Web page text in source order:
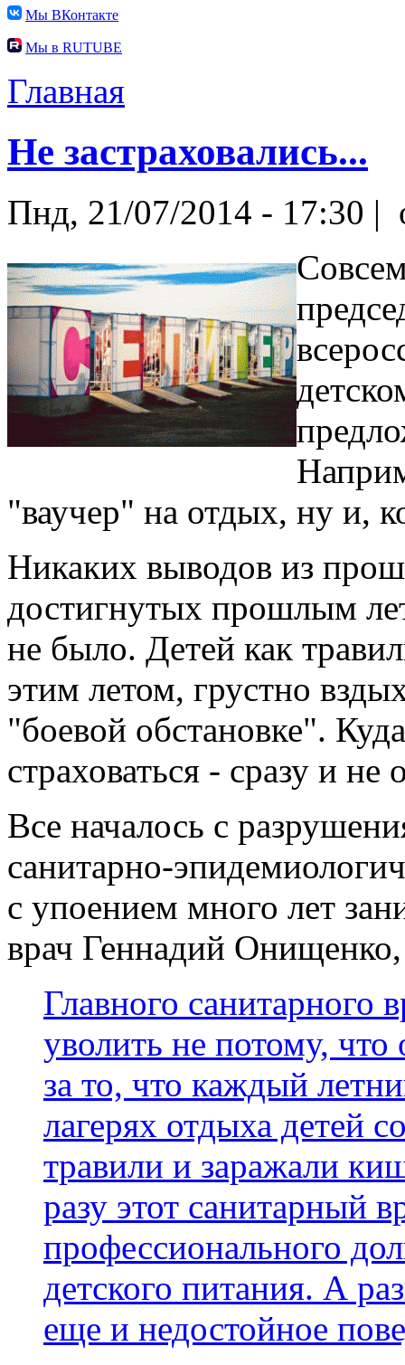
Мы ВКонтакте
Мы в RUTUBE
Главная
Не застраховались...
Пнд, 21/07/2014 - 17:30 |
"ваучер" на отдых, ну и,
Никаких выводов из
достигнутых прошлым
не было. Детей как
этим летом, грустно
"боевой обстановке".
страховаться - сразу и не
Все началось с
санитарно-
с упоением много лет
врач Геннадий
Главного санитарного
уволить не потому,
за то, что каждый
лагерях отдыха детей
травили и заражали
разу этот санитарный
профессионального
детского питания. А
еще и недостойное